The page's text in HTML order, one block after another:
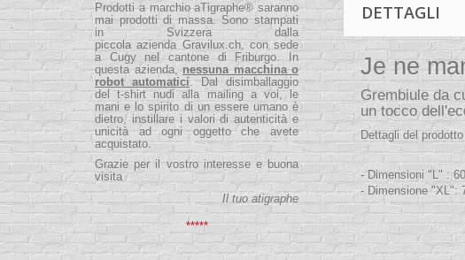
Prodotti a marchio aTigraphe® saranno
mai prodotti di massa. Sono stampati
in Svizzera dalla
piccolaazienda Gravilux.ch, con sede
a Cugy nel cantone di Friburgo. In
questa azienda,nessuna macchina o
robot automatici. Dal disimballaggio
del t-shirt nudi alla mailing a voi, le
mani e lo spirito di un essere umano è
dietro, instillare i valori di autenticità e
unicità ad ogni oggetto che avete
acquistato.
Grazie per il vostro interesse e buona
visita
Il tuo atigraphe
*****
DETTAGLI
Je ne
Grembiule da
un tocco
Dettagli del
- Dimensioni "L" :
- Dimensione "XL":